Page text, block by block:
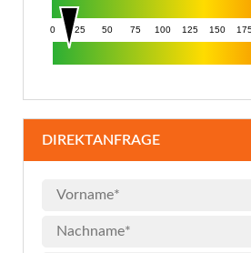
0 25 50 75 100 125 150
DIREKTANFRAGE